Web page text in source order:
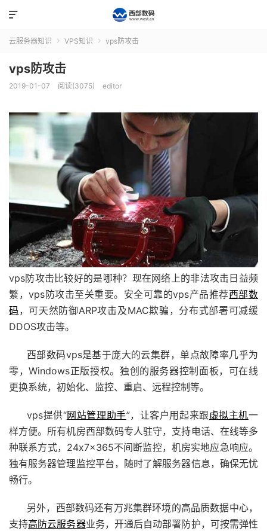

云服务器知识  VPS知识  vps防攻击
vps防攻击
2019-01-07 阅读(3075) editor
vps防攻击比较好的是哪种？现在网络上的非法攻击日益频
繁，vps防攻击至关重要。安全可靠的vps产品推荐西部数
码 ，可天然防御ARP攻击及MAC欺骗，分布式部署可减缓
DDOS攻击等。
西部数码vps是基于庞大的云集群，单点故障率几乎为
零，Windows正版授权。独创的服务器控制面板，可在线
更换系统，初始化、监控、重启、远程控制等。
vps提供“网站管理助手”，让客户用起来跟虚拟主机一
样方便。所有机房西部数码专人驻守，支持电话、在线等多
种联系方式，24x7x365不间断监控，机房实地应急响应。
独有服务器管理监控平台，随时了解服务器信息，确保无忧
畅行。
另外，西部数码还有万兆集群环境的高品质数据中心，
支持高防云服务器业务，开通后自动部署防护，可按需弹性